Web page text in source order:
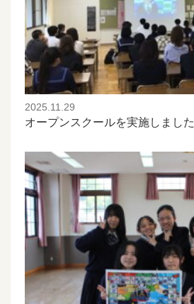
2025.11.29
オープンスクールを実施しました